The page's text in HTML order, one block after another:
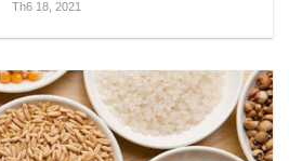
Th6 18, 2021